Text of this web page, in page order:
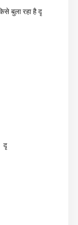
बुला रहा है दृ
दृ